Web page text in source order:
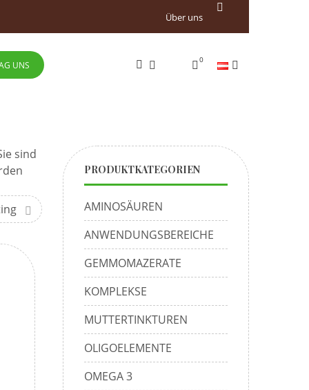
Über uns
UNS 0
sind
PRODUKTKATEGORIEN
AMINOSÄUREN
ANWENDUNGSBEREICHE
GEMMOMAZERATE
KOMPLEKSE
MUTTERTINKTUREN
OLIGOELEMENTE
OMEGA 3